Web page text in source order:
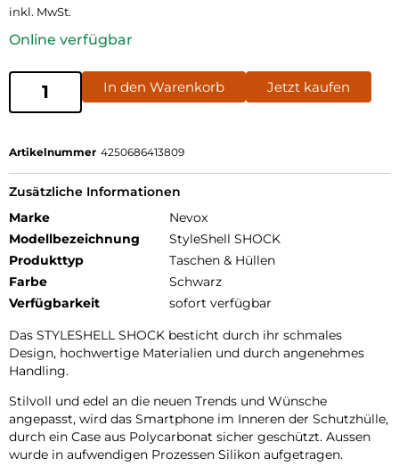
inkl. MwSt.
Online verfügbar
In den Warenkorb Jetzt kaufen
Artikelnummer 4250686413809
Zusätzliche Informationen
Marke
Nevox
Modellbezeichnung
StyleShell SHOCK
Produkttyp
Taschen & Hüllen
Farbe
Schwarz
Verfügbarkeit
sofort verfügbar
Das STYLESHELL SHOCK besticht durch ihr schmales
Design, hochwertige Materialien und durch angenehmes
Handling.
Stilvoll und edel an die neuen Trends und Wünsche
angepasst, wird das Smartphone im Inneren der Schutzhülle,
durch ein Case aus Polycarbonat sicher geschützt. Aussen
wurde in aufwendigen Prozessen Silikon aufgetragen.